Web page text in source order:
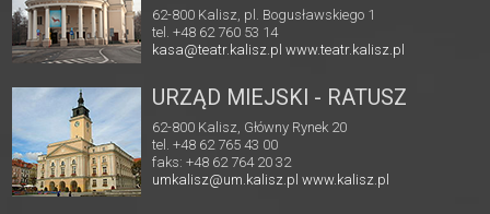
62-800 Kalisz, pl. Bogusławskiego 1
tel. +48 62 760 53 14
kasa@teatr.kalisz.pl www.teatr.kalisz.pl
URZĄD MIEJSKI - RATUSZ
62-800 Kalisz, Główny Rynek 20
tel. +48 62 765 43 00
faks: +48 62 764 20 32
umkalisz@um.kalisz.plwww.kalisz.pl